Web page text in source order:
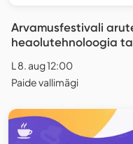
Arvamusfestivali
heaolutehnoloogia
L 8. aug 12:00
Paide vallimägi